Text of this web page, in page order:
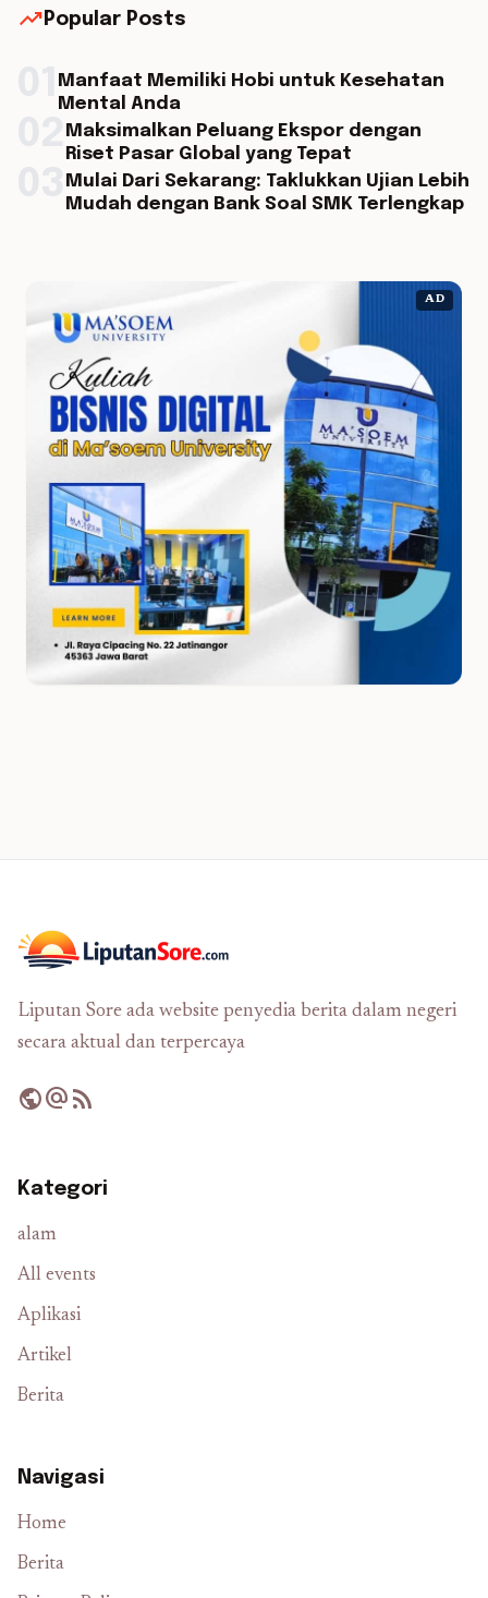
trending_up Popular Posts
Manfaat Memiliki Hobi untuk Kesehatan
Mental Anda
Maksimalkan Peluang Ekspor dengan
Riset Pasar Global yang Tepat
Mulai Dari Sekarang: Taklukkan Ujian Lebih
Mudah dengan Bank Soal SMK Terlengkap
AD
Liputan Sore ada website penyedia berita dalam negeri
secara aktual dan terpercaya
publicalternate_emailrss_feed
Kategori
alam
All events
Aplikasi
Artikel
Berita
Navigasi
Home
Berita